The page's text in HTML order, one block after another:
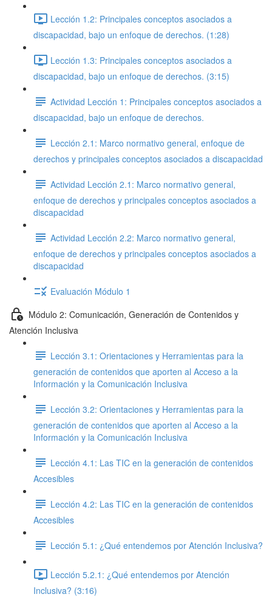
Lección 1.2: Principales conceptos asociados a
discapacidad, bajo un enfoque de derechos. (1:28)
Lección 1.3: Principales conceptos asociados a
discapacidad, bajo un enfoque de derechos. (3:15)
Actividad Lección 1: Principales conceptos asociados a
discapacidad, bajo un enfoque de derechos.
Lección 2.1: Marco normativo general, enfoque de
derechos y principales conceptos asociados a discapacidad
Actividad Lección 2.1: Marco normativo general,
enfoque de derechos y principales conceptos asociados a
discapacidad
Actividad Lección 2.2: Marco normativo general,
enfoque de derechos y principales conceptos asociados a
discapacidad
Evaluación Módulo 1
Módulo 2: Comunicación, Generación de Contenidos y
Atención Inclusiva
Lección 3.1: Orientaciones y Herramientas para la
generación de contenidos que aporten al Acceso a la
Información y la Comunicación Inclusiva
Lección 3.2: Orientaciones y Herramientas para la
generación de contenidos que aporten al Acceso a la
Información y la Comunicación Inclusiva
Lección 4.1: Las TIC en la generación de contenidos
Accesibles
Lección 4.2: Las TIC en la generación de contenidos
Accesibles
Lección 5.1: ¿Qué entendemos por Atención Inclusiva?
Lección 5.2.1: ¿Qué entendemos por Atención
Inclusiva? (3:16)